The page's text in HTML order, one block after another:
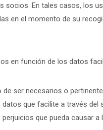
socios. En tales casos, los
en el momento de su
en función de los datos
ser necesarios o
que facilite a través
que pueda